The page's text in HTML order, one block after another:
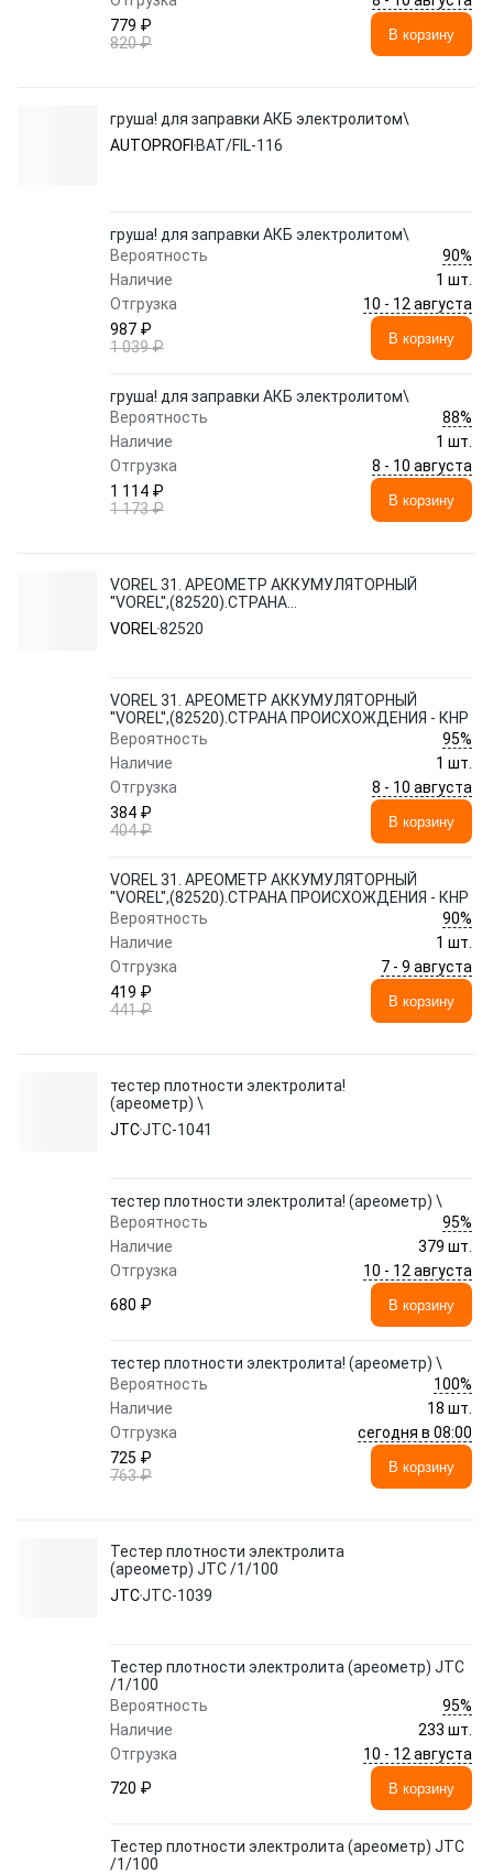
779 ₽
820 ₽
В корзину
груша! для заправки АКБ электролитом\
AUTOPROFI BAT/FIL-116
груша! для заправки АКБ электролитом\
Вероятность
90%
Наличие
1 шт.
Отгрузка
10 - 12 августа
987 ₽
1 039 ₽
В корзину
груша! для заправки АКБ электролитом\
Вероятность
88%
Наличие
1 шт.
Отгрузка
8 - 10 августа
1 114 ₽
1 173 ₽
В корзину
VOREL 31. АРЕОМЕТР АККУМУЛЯТОРНЫЙ
''VOREL'',(82520).СТРАНА
ПРОИСХОЖДЕНИЯ - КНР
VOREL82520
VOREL 31. АРЕОМЕТР АККУМУЛЯТОРНЫЙ
''VOREL'',(82520).СТРАНА ПРОИСХОЖДЕНИЯ - КНР
Вероятность
95%
Наличие
1 шт.
Отгрузка
8 - 10 августа
384 ₽
404 ₽
В корзину
VOREL 31. АРЕОМЕТР АККУМУЛЯТОРНЫЙ
''VOREL'',(82520).СТРАНА ПРОИСХОЖДЕНИЯ - КНР
Вероятность
90%
Наличие
1 шт.
Отгрузка
7 - 9 августа
419 ₽
441 ₽
В корзину
тестер плотности электролита!
(ареометр) \
JTCJTC-1041
тестер плотности электролита! (ареометр) \
Вероятность
95%
Наличие
379 шт.
Отгрузка
10 - 12 августа
680 ₽
В корзину
тестер плотности электролита! (ареометр) \
Вероятность
100%
Наличие
18 шт.
Отгрузка
сегодня в 08:00
725 ₽
763 ₽
В корзину
Тестер плотности электролита
(ареометр) JTC /1/100
JTCJTC-1039
Тестер плотности электролита (ареометр) JTC
/1/100
Вероятность
95%
Наличие
233 шт.
Отгрузка
10 - 12 августа
720 ₽
В корзину
Тестер плотности электролита (ареометр) JTC
/1/100